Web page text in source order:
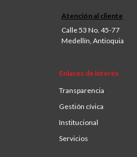
Atención al cliente
Calle 53 No. 45-77
Medellín, Antioquia
Enlaces de interés
Transparencia
Gestión cívica
Institucional
Servicios